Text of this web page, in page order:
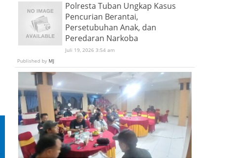
Polresta Tuban Ungkap Kasus
Pencurian Berantai,
Persetubuhan Anak, dan
Peredaran Narkoba
Juli 19, 2026 3:54 am
Published by MJ